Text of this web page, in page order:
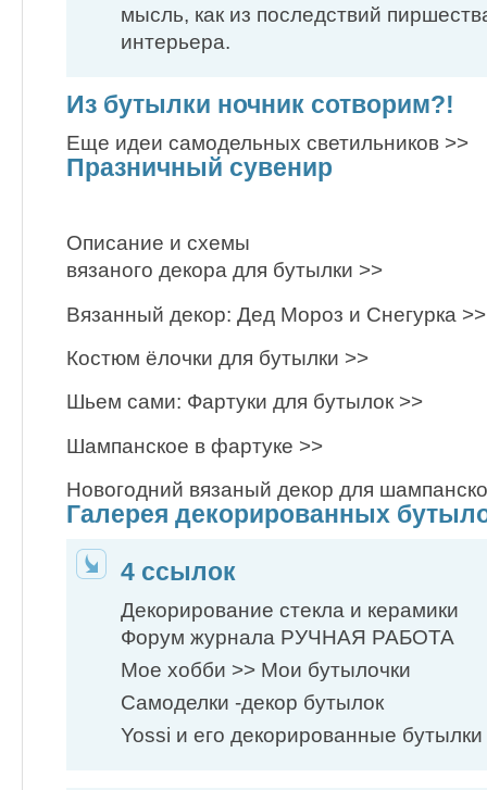
мысль, как из последствий
интерьера.
Из бутылки ночник сотворим?!
Еще идеи самодельных светильников >>
Празничный сувенир
Описание и схемы
вязаного декора для бутылки >>
Вязанный декор: Дед Мороз и Снегурка >>
Костюм ёлочки для бутылки >>
Шьем сами: Фартуки для бутылок >>
Шампанское в фартуке >>
Новогодний вязаный декор для
Галерея декорированных
4 ссылок
Декорирование стекла и керамики
Форум журнала РУЧНАЯ РАБОТА
Мое хобби >> Мои бутылочки
Самоделки -декор бутылок
Yossi и его декорированные бутылки